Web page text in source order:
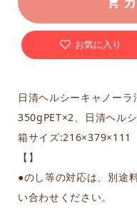
日清ヘルシーキャノー
350gPET×2、日清ヘル
箱サイズ:216×379×111
【】
●のし等の対応は、別途
い合わせください。
お気に入り